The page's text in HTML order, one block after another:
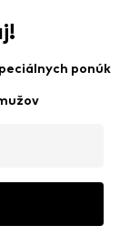
ponúk